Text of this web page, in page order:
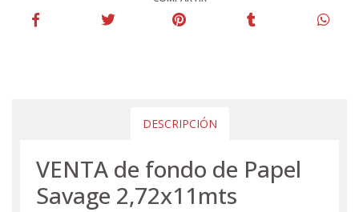
DESCRIPCIÓN
VENTA de fondo de Papel
Savage 2,72x11mts